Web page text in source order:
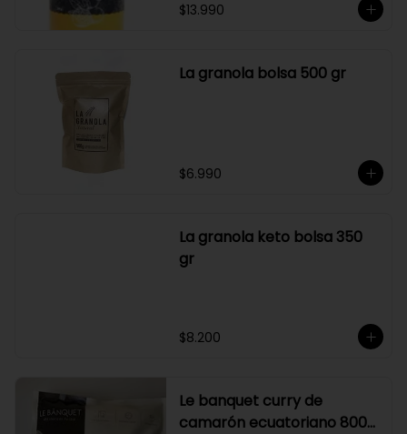
Características:
duración es de 12 meses a partir de
$13.990
La granola bolsa 500 gr
$6.990
La granola keto bolsa 350
gr
$8.200
Le banquet curry de
camarón ecuatoriano 800